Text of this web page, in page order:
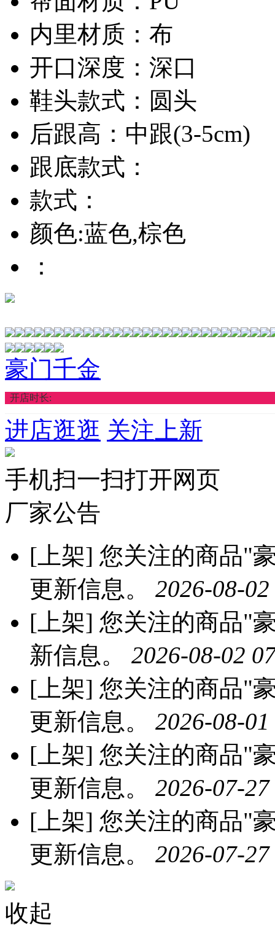
内里材质：布
开口深度：深口
鞋头款式：圆头
后跟高：中跟(3-5cm)
跟底款式：
款式：
颜色:蓝色,棕色
：
豪门千金
开店时长:
进店逛逛 关注上新
手机扫一扫打开网页
厂家公告
[上架] 您关注的商品"
更新信息。 2026-08-
[上架] 您关注的商品"
新信息。 2026-08-02
[上架] 您关注的商品"
更新信息。 2026-08-
[上架] 您关注的商品"
更新信息。 2026-07-
[上架] 您关注的商品"
更新信息。 2026-07-
收起